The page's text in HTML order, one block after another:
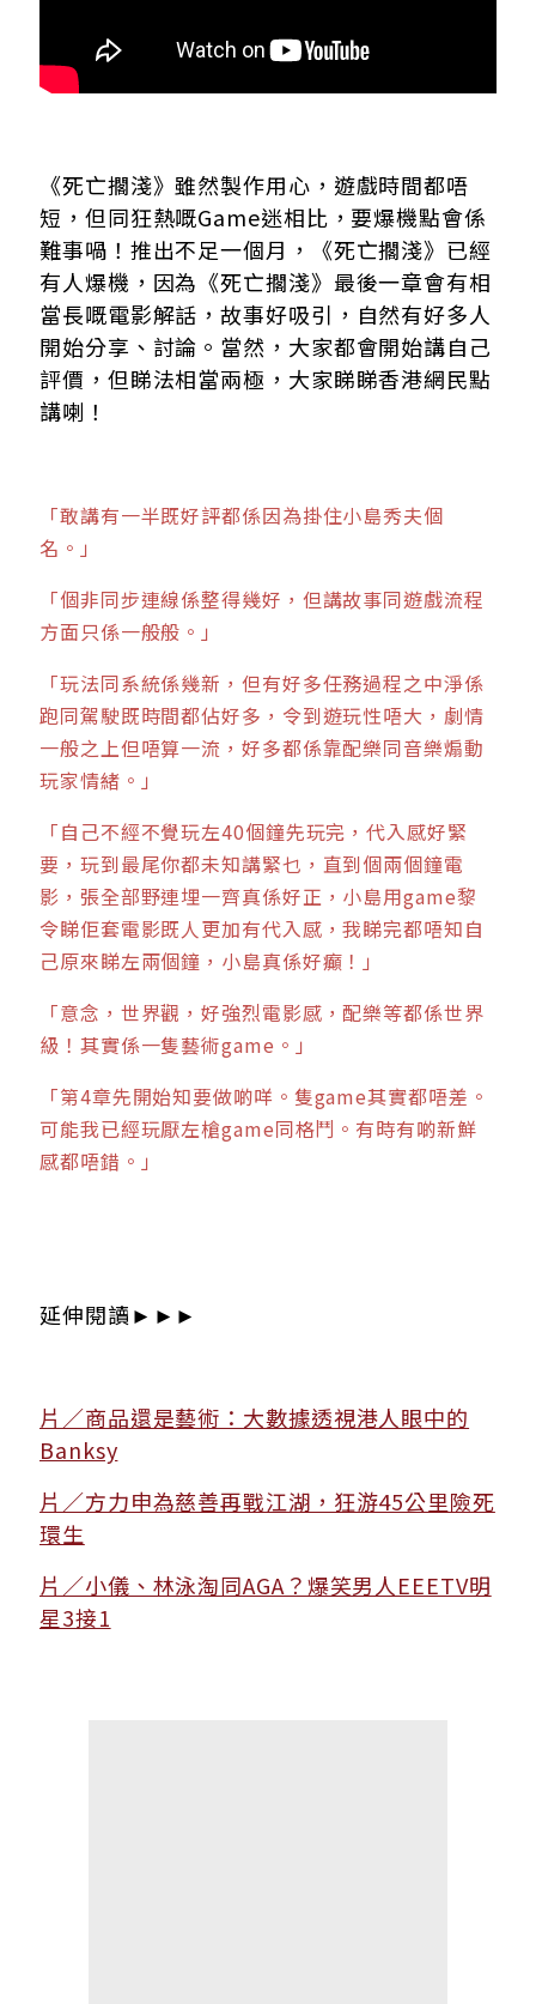
《死亡擱淺》雖然製作用心，遊戲時間都唔
短，但同狂熱嘅Game迷相比，要爆機點會係
難事喎！推出不足一個月，《死亡擱淺》已經
有人爆機，因為《死亡擱淺》最後一章會有相
當長嘅電影解話，故事好吸引，自然有好多人
開始分享、討論。當然，大家都會開始講自己
評價，但睇法相當兩極，大家睇睇香港網民點
講喇！
「敢講有一半既好評都係因為掛住小島秀夫個
名。」
「個非同步連線係整得幾好，但講故事同遊戲流程
方面只係一般般。」
「玩法同系統係幾新，但有好多任務過程之中淨係
跑同駕駛既時間都佔好多，令到遊玩性唔大，劇情
一般之上但唔算一流，好多都係靠配樂同音樂煽動
玩家情緒。」
「自己不經不覺玩左40個鐘先玩完，代入感好緊
要，玩到最尾你都未知講緊乜，直到個兩個鐘電
影，張全部野連埋一齊真係好正，小島用game黎
令睇佢套電影既人更加有代入感，我睇完都唔知自
己原來睇左兩個鐘，小島真係好癲！」
「意念，世界觀，好強烈電影感，配樂等都係世界
級！其實係一隻藝術game。」
「第4章先開始知要做啲咩。隻game其實都唔差。
可能我已經玩厭左槍game同格鬥。有時有啲新鮮
感都唔錯。」
延伸閱讀►►►
片／商品還是藝術：大數據透視港人眼中的
Banksy
片／方力申為慈善再戰江湖，狂游45公里險死
環生
片／小儀、林泳淘同AGA？爆笑男人EEETV明
星3接1